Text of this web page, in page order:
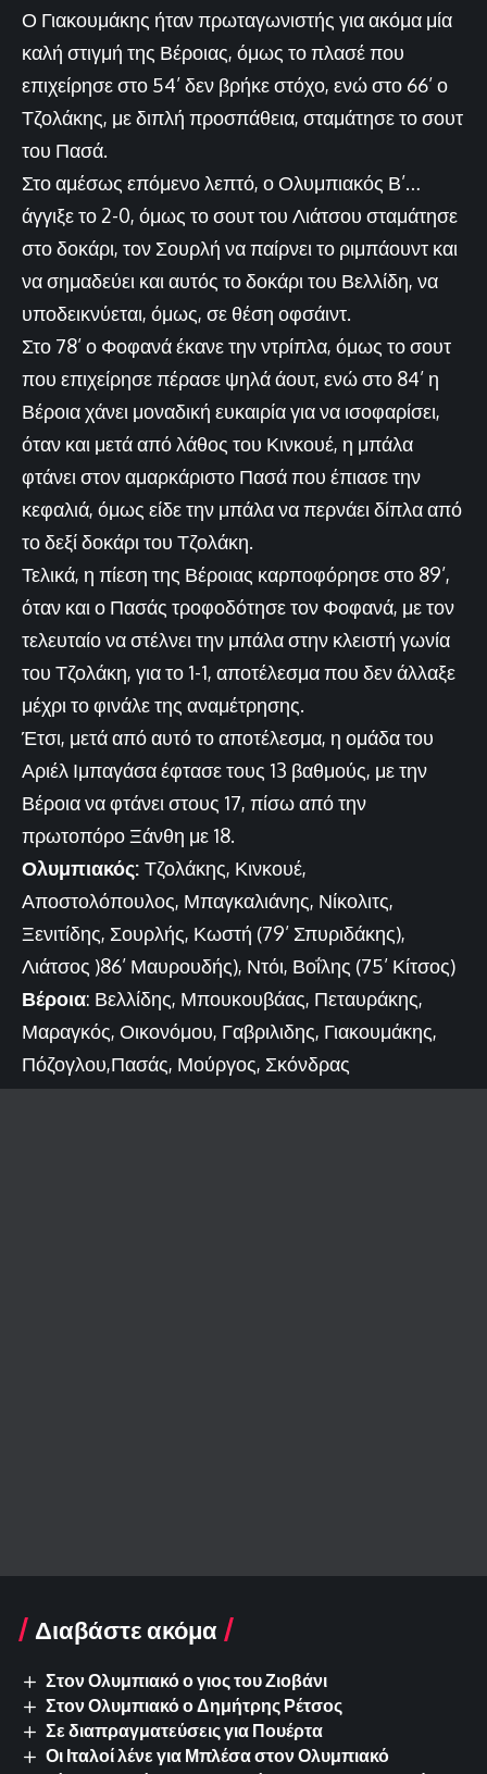
Ο Γιακουμάκης ήταν πρωταγωνιστής για ακόμα μία
καλή στιγμή της Βέροιας, όμως το πλασέ που
επιχείρησε στο 54’ δεν βρήκε στόχο, ενώ στο 66’ ο
Τζολάκης, με διπλή προσπάθεια, σταμάτησε το σουτ
του Πασά.
Στο αμέσως επόμενο λεπτό, ο Ολυμπιακός Β’…
άγγιξε το 2-0, όμως το σουτ του Λιάτσου σταμάτησε
στο δοκάρι, τον Σουρλή να παίρνει το ριμπάουντ και
να σημαδεύει και αυτός το δοκάρι του Βελλίδη, να
υποδεικνύεται, όμως, σε θέση οφσάιντ.
Στο 78’ ο Φοφανά έκανε την ντρίπλα, όμως το σουτ
που επιχείρησε πέρασε ψηλά άουτ, ενώ στο 84’ η
Βέροια χάνει μοναδική ευκαιρία για να ισοφαρίσει,
όταν και μετά από λάθος του Κινκουέ, η μπάλα
φτάνει στον αμαρκάριστο Πασά που έπιασε την
κεφαλιά, όμως είδε την μπάλα να περνάει δίπλα από
το δεξί δοκάρι του Τζολάκη.
Τελικά, η πίεση της Βέροιας καρποφόρησε στο 89’,
όταν και ο Πασάς τροφοδότησε τον Φοφανά, με τον
τελευταίο να στέλνει την μπάλα στην κλειστή γωνία
του Τζολάκη, για το 1-1, αποτέλεσμα που δεν άλλαξε
μέχρι το φινάλε της αναμέτρησης.
Έτσι, μετά από αυτό το αποτέλεσμα, η ομάδα του
Αριέλ Ιμπαγάσα έφτασε τους 13 βαθμούς, με την
Βέροια να φτάνει στους 17, πίσω από την
πρωτοπόρο Ξάνθη με 18.
Ολυμπιακός: Τζολάκης, Κινκουέ,
Αποστολόπουλος, Μπαγκαλιάνης, Νίκολιτς,
Ξενιτίδης, Σουρλής, Κωστή (79’ Σπυριδάκης),
Λιάτσος )86’ Μαυρουδής), Ντόι, Βοΐλης (75’ Κίτσος)
Βέροια: Βελλίδης, Μπουκουβάας, Πεταυράκης,
Μαραγκός, Οικονόμου, Γαβριλιδης, Γιακουμάκης,
Πόζογλου,Πασάς, Μούργος, Σκόνδρας
Διαβάστε ακόμα
Στον Ολυμπιακό ο γιος του Ζιοβάνι
Στον Ολυμπιακό ο Δημήτρης Ρέτσος
Σε διαπραγματεύσεις για Πουέρτα
Οι Ιταλοί λένε για Μπλέσα στον Ολυμπιακό